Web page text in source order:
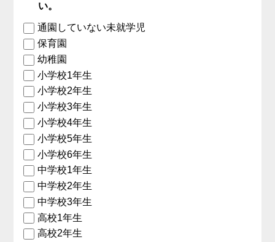
い。
通園していない未就学児
保育園
幼稚園
小学校1年生
小学校2年生
小学校3年生
小学校4年生
小学校5年生
小学校6年生
中学校1年生
中学校2年生
中学校3年生
高校1年生
高校2年生